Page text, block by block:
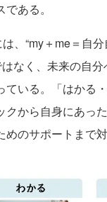
ある。
、“my＋me＝自
なく、未来の自
ている。「はかる
から自身にあっ
のサポートまで対